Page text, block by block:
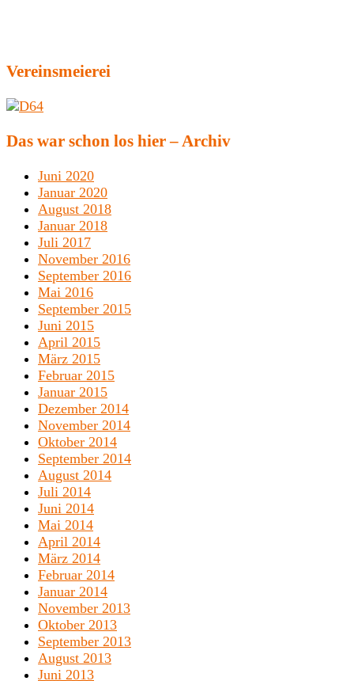
Vereinsmeierei
Das war schon los hier – Archiv
Juni 2020
Januar 2020
August 2018
Januar 2018
Juli 2017
November 2016
September 2016
Mai 2016
September 2015
Juni 2015
April 2015
März 2015
Februar 2015
Januar 2015
Dezember 2014
November 2014
Oktober 2014
September 2014
August 2014
Juli 2014
Juni 2014
Mai 2014
April 2014
März 2014
Februar 2014
Januar 2014
November 2013
Oktober 2013
September 2013
August 2013
Juni 2013